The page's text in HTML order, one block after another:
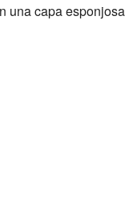
una capa